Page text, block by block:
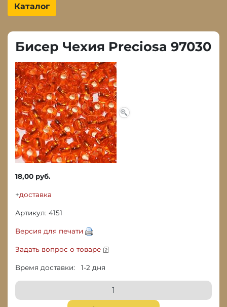
Каталог
Бисер Чехия Preciosa 97030
18,00 руб.
+доставка
Артикул: 4151
Версия для печати
Задать вопрос о товаре
Время доставки: 1-2 дня